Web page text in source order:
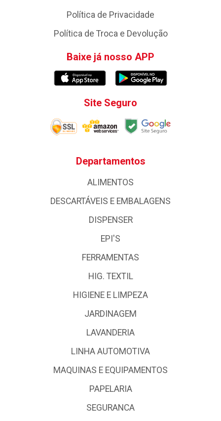
Política de Privacidade
Política de Troca e Devolução
Baixe já nosso APP
Site Seguro
Departamentos
ALIMENTOS
DESCARTÁVEIS E EMBALAGENS
DISPENSER
EPI'S
FERRAMENTAS
HIG. TEXTIL
HIGIENE E LIMPEZA
JARDINAGEM
LAVANDERIA
LINHA AUTOMOTIVA
MAQUINAS E EQUIPAMENTOS
PAPELARIA
SEGURANCA